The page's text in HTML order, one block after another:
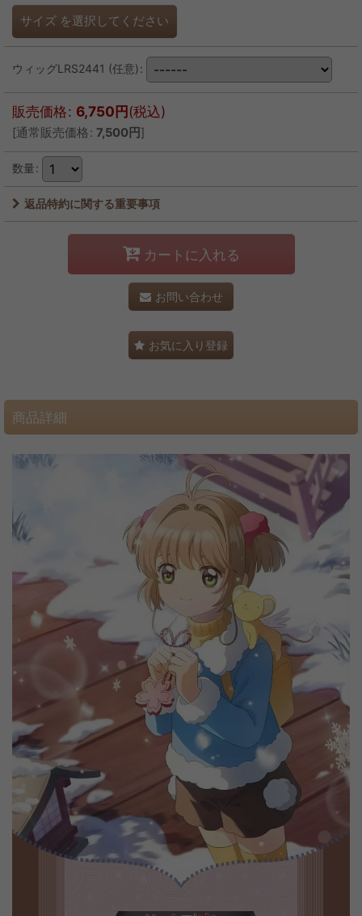
サイズ を選択してください
ウィッグLRS2441 (任意):
販売価格: 6,750円 (税込)
[通常販売価格: 7,500 円]
数量:
返品特約に関する重要事項
カートに入れる
お問い合わせ
お気に入り登録
商品詳細